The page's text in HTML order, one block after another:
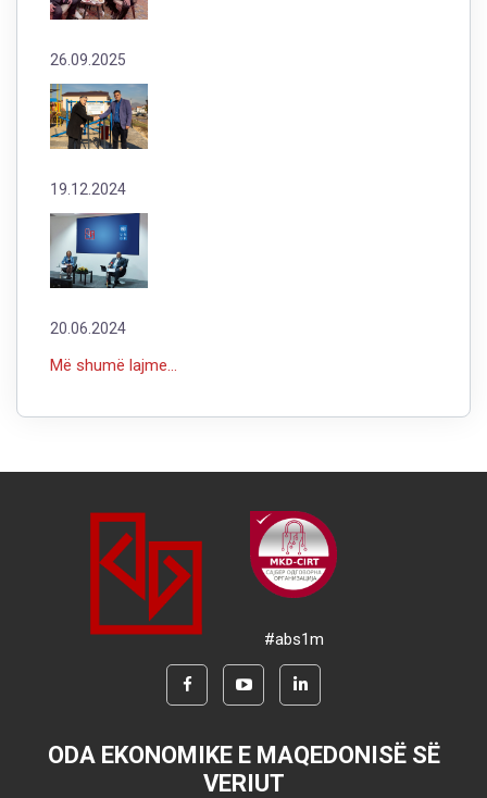
26.09.2025
19.12.2024
20.06.2024
Më shumë lajme...
#abs1m
ODA EKONOMIKE E MAQEDONISË SË
VERIUT